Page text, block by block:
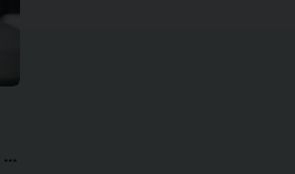
Tomflaska 500ML - Med måttabell